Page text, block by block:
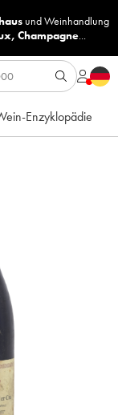
undWeinhandlung
, Champagne...
Enzyklopädie